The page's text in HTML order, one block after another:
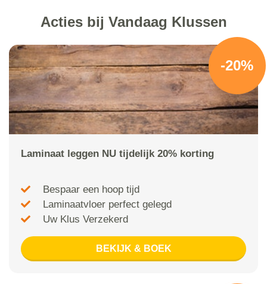
Acties bij Vandaag Klussen
-20%
Laminaat leggen NU tijdelijk 20% korting
Bespaar een hoop tijd
Laminaatvloer perfect gelegd
Uw Klus Verzekerd
BEKIJK & BOEK